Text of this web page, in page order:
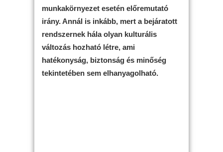
munkakörnyezet esetén előremutató
irány. Annál is inkább, mert a bejáratott
rendszernek hála olyan kulturális
változás hozható létre, ami
hatékonyság, biztonság és minőség
tekintetében sem elhanyagolható.